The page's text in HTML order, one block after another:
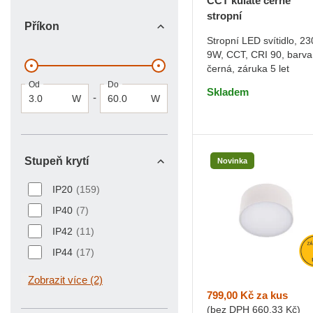
Příkon
Od
W -
Do
W
Stupeň krytí
Stupeň krytí
IP20 (159)
IP40 (7)
IP42 (11)
IP44 (17)
Zobrazit více (2)
stropní
Stropní LED svítidlo,
9W, CCT, CRI 90, barva
černá, záruka 5 let
Skladem
DO KOŠÍKU
Novinka
799,00 Kč za kus
(bez DPH 660,33 Kč)